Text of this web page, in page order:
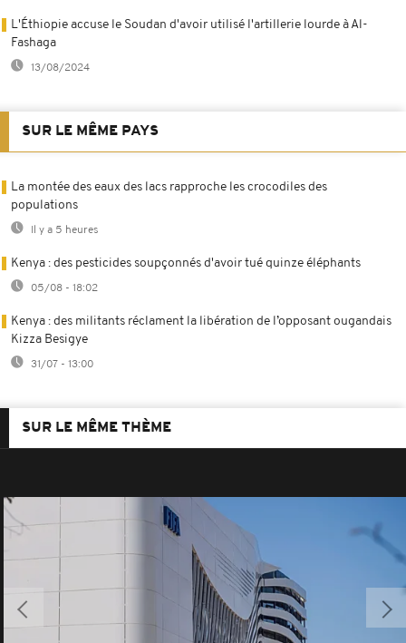
L'Éthiopie accuse le Soudan d'avoir utilisé l'artillerie lourde à Al-
Fashaga
13/08/2024
SUR LE MÊME PAYS
La montée des eaux des lacs rapproche les crocodiles des
populations
Il y a 5 heures
Kenya : des pesticides soupçonnés d'avoir tué quinze éléphants
05/08 - 18:02
Kenya : des militants réclament la libération de l’opposant ougandais
Kizza Besigye
31/07 - 13:00
SUR LE MÊME THÈME